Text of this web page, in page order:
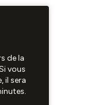
de la
vous
il sera